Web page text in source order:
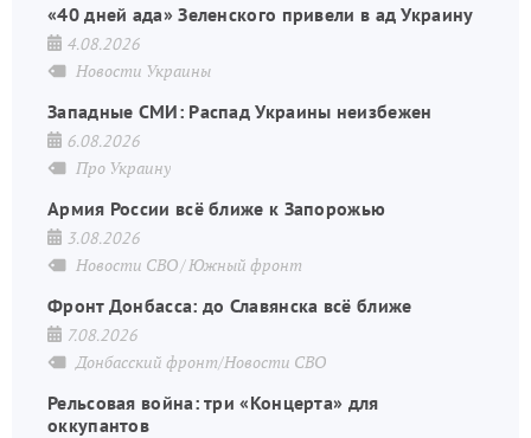
«40 дней ада» Зеленского привели в ад Украину
4.08.2026
Новости Украины
Западные СМИ: Распад Украины неизбежен
6.08.2026
Про Украину
Армия России всё ближе к Запорожью
3.08.2026
Новости СВО Южный фронт
Фронт Донбасса: до Славянска всё ближе
7.08.2026
Донбасский фронт/Новости СВО
Рельсовая война: три «Концерта» для
оккупантов